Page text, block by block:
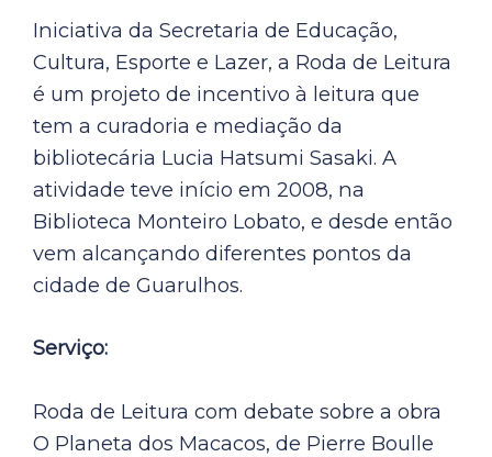
Iniciativa da Secretaria de Educação,
Cultura, Esporte e Lazer, a Roda de Leitura
é um projeto de incentivo à leitura que
tem a curadoria e mediação da
bibliotecária Lucia Hatsumi Sasaki. A
atividade teve início em 2008, na
Biblioteca Monteiro Lobato, e desde então
vem alcançando diferentes pontos da
cidade de Guarulhos.
Serviço:
Roda de Leitura com debate sobre a obra
O Planeta dos Macacos, de Pierre Boulle